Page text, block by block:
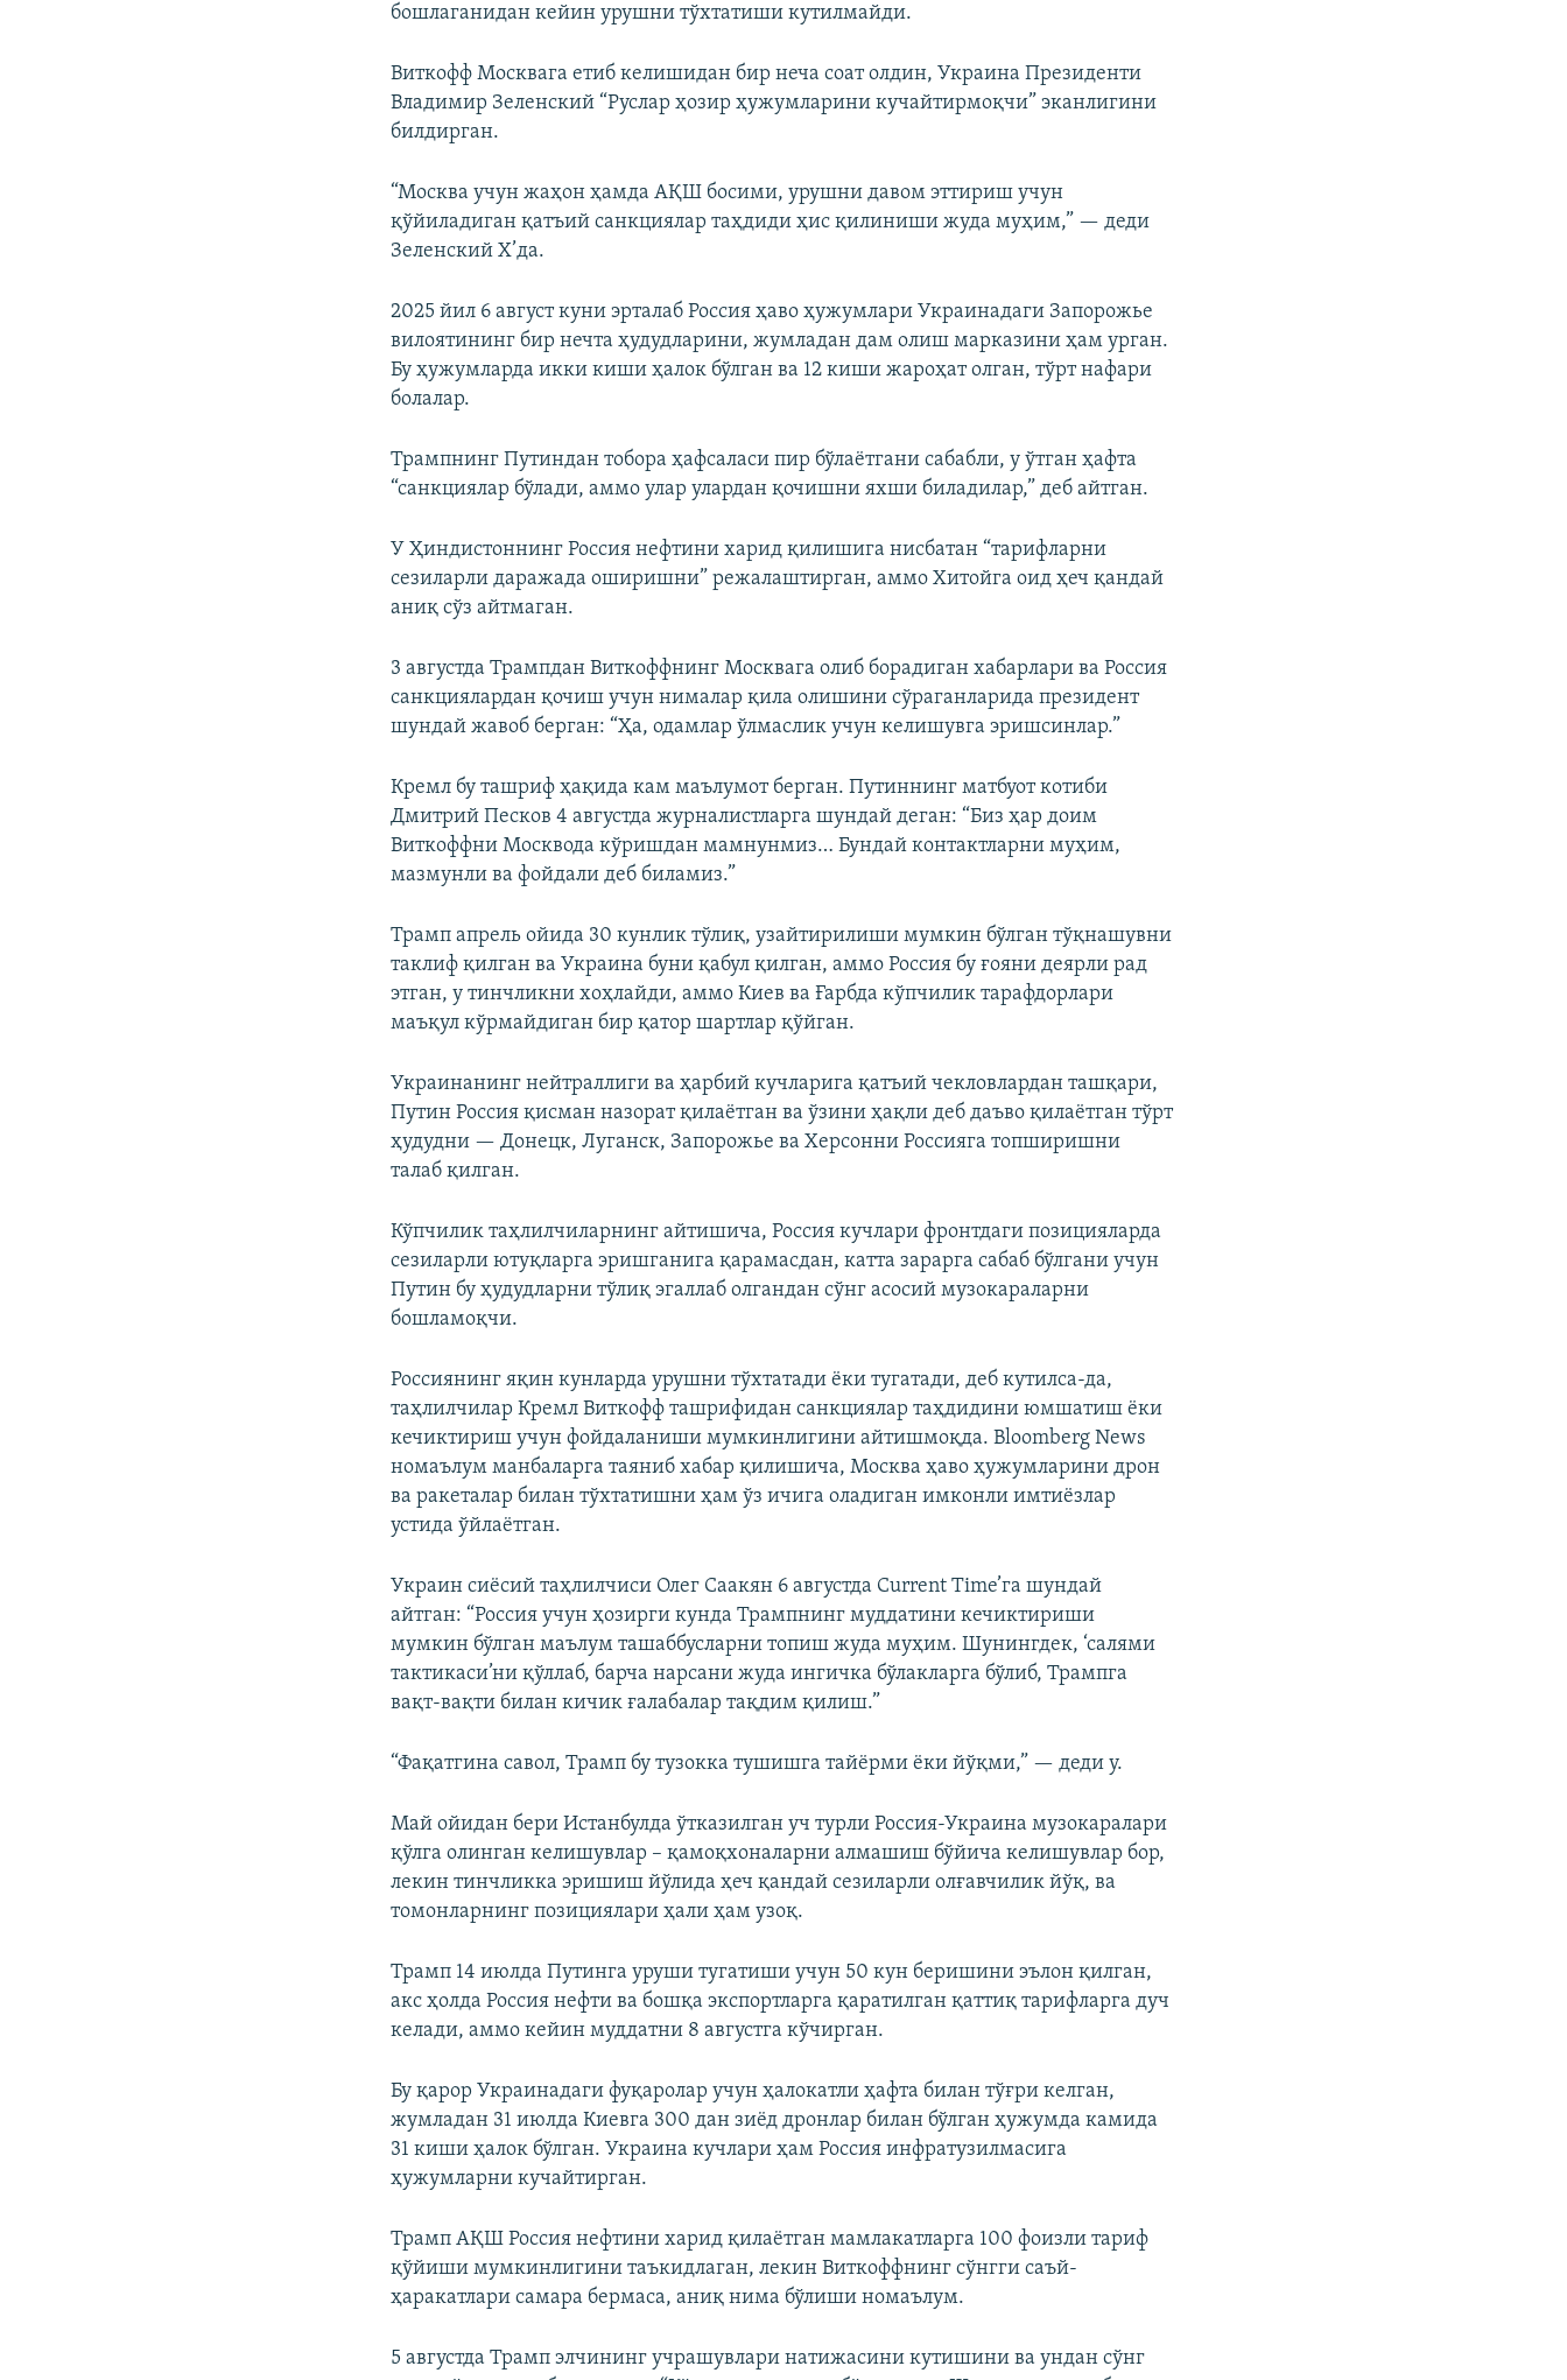
бошлаганидан кейин урушни тўхтатиши кутилмайди.
Виткофф Москвага етиб келишидан бир неча соат олдин, Украина Президенти
Владимир Зеленский “Руслар ҳозир ҳужумларини кучайтирмоқчи” эканлигини
билдирган.
“Москва учун жаҳон ҳамда АҚШ босими, урушни давом эттириш учун
қўйиладиган қатъий санкциялар таҳдиди ҳис қилиниши жуда муҳим,” — деди
Зеленский X’да.
2025 йил 6 август куни эрталаб Россия ҳаво ҳужумлари Украинадаги Запорожье
вилоятининг бир нечта ҳудудларини, жумладан дам олиш марказини ҳам урган.
Бу ҳужумларда икки киши ҳалок бўлган ва 12 киши жароҳат олган, тўрт нафари
болалар.
Трампнинг Путиндан тобора ҳафсаласи пир бўлаётгани сабабли, у ўтган ҳафта
“санкциялар бўлади, аммо улар улардан қочишни яхши биладилар,” деб айтган.
У Ҳиндистоннинг Россия нефтини харид қилишига нисбатан “тарифларни
сезиларли даражада оширишни” режалаштирган, аммо Хитойга оид ҳеч қандай
аниқ сўз айтмаган.
3 августда Трампдан Виткоффнинг Москвага олиб борадиган хабарлари ва Россия
санкциялардан қочиш учун нималар қила олишини сўраганларида президент
шундай жавоб берган: “Ҳа, одамлар ўлмаслик учун келишувга эришсинлар.”
Кремл бу ташриф ҳақида кам маълумот берган. Путиннинг матбуот котиби
Дмитрий Песков 4 августда журналистларга шундай деган: “Биз ҳар доим
Виткоффни Москвода кўришдан мамнунмиз… Бундай контактларни муҳим,
мазмунли ва фойдали деб биламиз.”
Трамп апрель ойида 30 кунлик тўлиқ, узайтирилиши мумкин бўлган тўқнашувни
таклиф қилган ва Украина буни қабул қилган, аммо Россия бу ғояни деярли рад
этган, у тинчликни хоҳлайди, аммо Киев ва Ғарбда кўпчилик тарафдорлари
маъқул кўрмайдиган бир қатор шартлар қўйган.
Украинанинг нейтраллиги ва ҳарбий кучларига қатъий чекловлардан ташқари,
Путин Россия қисман назорат қилаётган ва ўзини ҳақли деб даъво қилаётган тўрт
ҳудудни — Донецк, Луганск, Запорожье ва Херсонни Россияга топширишни
талаб қилган.
Кўпчилик таҳлилчиларнинг айтишича, Россия кучлари фронтдаги позицияларда
сезиларли ютуқларга эришганига қарамасдан, катта зарарга сабаб бўлгани учун
Путин бу ҳудудларни тўлиқ эгаллаб олгандан сўнг асосий музокараларни
бошламоқчи.
Россиянинг яқин кунларда урушни тўхтатади ёки тугатади, деб кутилса-да,
таҳлилчилар Кремл Виткофф ташрифидан санкциялар таҳдидини юмшатиш ёки
кечиктириш учун фойдаланиши мумкинлигини айтишмоқда. Bloomberg News
номаълум манбаларга таяниб хабар қилишича, Москва ҳаво ҳужумларини дрон
ва ракеталар билан тўхтатишни ҳам ўз ичига оладиган имконли имтиёзлар
устида ўйлаётган.
Украин сиёсий таҳлилчиси Олег Саакян 6 августда Current Time’га шундай
айтган: “Россия учун ҳозирги кунда Трампнинг муддатини кечиктириши
мумкин бўлган маълум ташаббусларни топиш жуда муҳим. Шунингдек, ‘салями
тактикаси’ни қўллаб, барча нарсани жуда ингичка бўлакларга бўлиб, Трампга
вақт-вақти билан кичик ғалабалар тақдим қилиш.”
“Фақатгина савол, Трамп бу тузокка тушишга тайёрми ёки йўқми,” — деди у.
Май ойидан бери Истанбулда ўтказилган уч турли Россия-Украина музокаралари
қўлга олинган келишувлар – қамоқхоналарни алмашиш бўйича келишувлар бор,
лекин тинчликка эришиш йўлида ҳеч қандай сезиларли олғавчилик йўқ, ва
томонларнинг позициялари ҳали ҳам узоқ.
Трамп 14 июлда Путинга уруши тугатиши учун 50 кун беришини эълон қилган,
акс ҳолда Россия нефти ва бошқа экспортларга қаратилган қаттиқ тарифларга дуч
келади, аммо кейин муддатни 8 августга кўчирган.
Бу қарор Украинадаги фуқаролар учун ҳалокатли ҳафта билан тўғри келган,
жумладан 31 июлда Киевга 300 дан зиёд дронлар билан бўлган ҳужумда камида
31 киши ҳалок бўлган. Украина кучлари ҳам Россия инфратузилмасига
ҳужумларни кучайтирган.
Трамп АҚШ Россия нефтини харид қилаётган мамлакатларга 100 фоизли тариф
қўйиши мумкинлигини таъкидлаган, лекин Виткоффнинг сўнгги саъй-
ҳаракатлари самара бермаса, аниқ нима бўлиши номаълум.
5 августда Трамп элчининг учрашувлари натижасини кутишини ва ундан сўнг